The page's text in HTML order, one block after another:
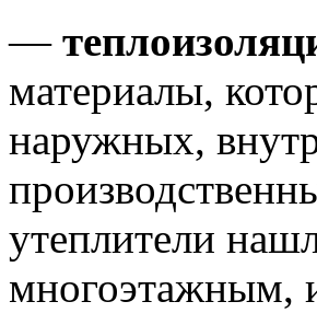
—
материалы,
наружных,
утеплители
многоэтажным,